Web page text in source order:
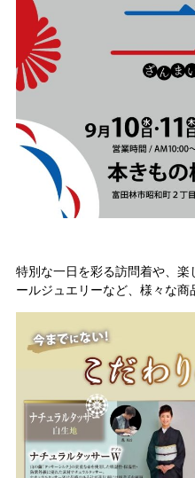
特別な一日を彩る訪問着や、
ールジュエリーなど、様々な商